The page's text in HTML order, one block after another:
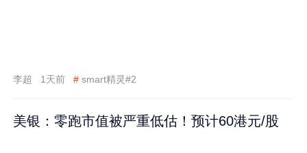
李超 1天前 # smart精灵#2
美银：零跑市值被严重低估！预计60港元/股